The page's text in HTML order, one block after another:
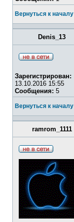
Вернуться к началу
Denis_13
Зарегистрирован:
13.10.2016 15:55
Сообщения: 5
Вернуться к началу
ramrom_1111